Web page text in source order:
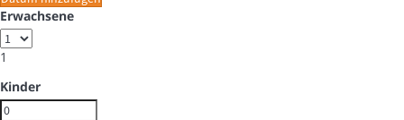
Erwachsene
1
Kinder